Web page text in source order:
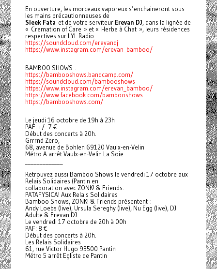
En ouverture, les morceaux vaporeux s’enchaineront sous
les mains précautionneuses de
Sleek Fata et de votre serviteur Erevan DJ, dans la lignée de
« Cremation of Care » et « Herbe à Chat », leurs résidences
respectives sur LYL Radio.
https://soundcloud.com/erevandj
https://www.instagram.com/erevan_bamboo/
BAMBOO SHOWS :
https://bambooshows.bandcamp.com/
https://soundcloud.com/bambooshows
https://www.instagram.com/erevan_bamboo/
https://www.facebook.com/bambooshows
https://bambooshows.com/
Le jeudi 16 octobre de 19h à 23h
PAF: +/- 7 €
Début des concerts à 20h.
Grrrnd Zero,
68, avenue de Bohlen 69120 Vaulx-en-Velin
Métro A arrêt Vaulx-en-Velin La Soie
Retrouvez aussi Bamboo Shows le vendredi 17 octobre aux
Relais Solidaires (Pantin en
collaboration avec ZONK! & Friends.
PATAFYSICA! Aux Relais Solidaires
Bamboo Shows, ZONK! & Friends présentent :
Andy Loebs (live), Ursula Sereghy (live), Nu Egg (live), DJ
Adulte & Erevan DJ.
Le vendredi 17 octobre de 20h à 00h
PAF: 8 €
Début des concerts à 20h.
Les Relais Solidaires
61, rue Victor Hugo 93500 Pantin
Métro 5 arrêt Egliste de Pantin